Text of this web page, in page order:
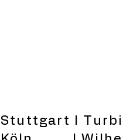
Stuttgart l